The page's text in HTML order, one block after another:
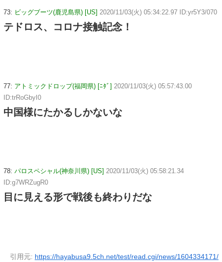
73: ビッグブーツ(鹿児島県) [US] 2020/11/03(火) 05:34:22.97 ID:yr5Y3/070
テドロス、コロナ接触記念！
77: アトミックドロップ(福岡県) [ﾆﾀﾞ] 2020/11/03(火) 05:57:43.00
ID:trRoGbyI0
中国様にたかるしかないな
78: パロスペシャル(神奈川県) [US] 2020/11/03(火) 05:58:21.34
ID:g7WRZugR0
目に見える形で戦後も終わりだな
引用元: https://hayabusa9.5ch.net/test/read.cgi/news/1604334171/